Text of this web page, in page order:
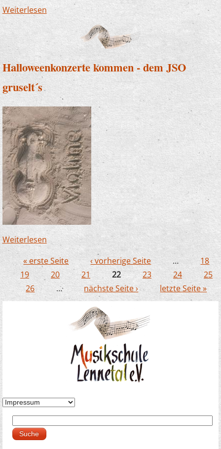
Weiterlesen über Zauber und Zupfer in der Stadtbücherei
Halloweenkonzerte kommen - dem JSO
gruselt´s
Weiterlesen über Halloweenkonzerte kommen - dem JSO
Seiten
« erste Seite ‹ vorherige Seite …
18
19
20 21 22 23 24
25
26
… nächste Seite › letzte Seite »
Suchformular